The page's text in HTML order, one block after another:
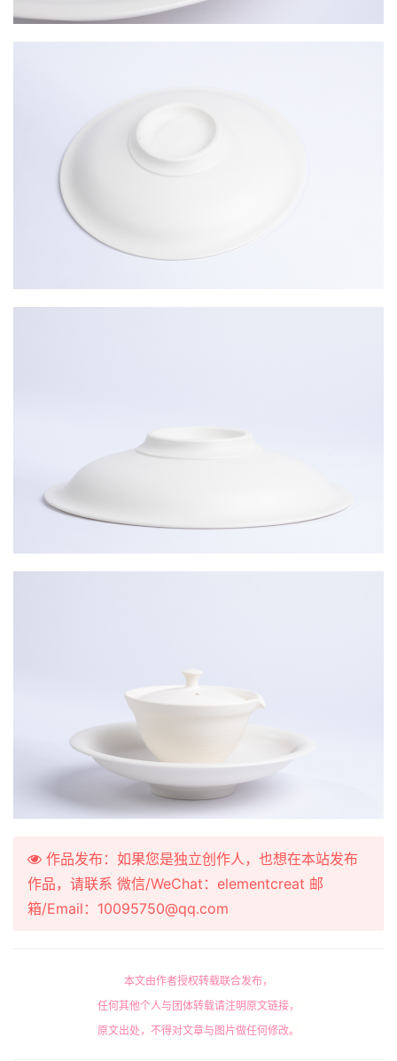
作品发布：如果您是独立创作人，也想在本站发布
作品，请联系 微信/WeChat：elementcreat 邮
箱/Email：10095750@qq.com
本文由作者授权转载联合发布，
任何其他个人与团体转载请注明原文链接，
原文出处，不得对文章与图片做任何修改。